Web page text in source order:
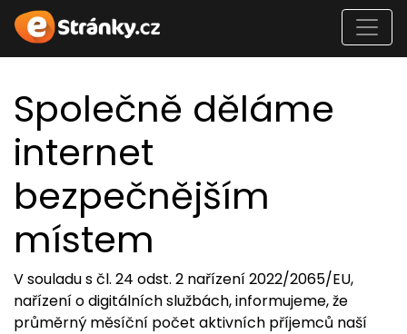
Společně děláme
internet
bezpečnějším
místem
V souladu s čl. 24 odst. 2 nařízení 2022/2065/EU,
nařízení o digitálních službách, informujeme, že
průměrný měsíční počet aktivních příjemců naší